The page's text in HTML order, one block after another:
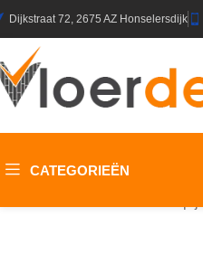
Dijkstraat 72, 2675 AZ Honselersdijk
CATEGORIEËN